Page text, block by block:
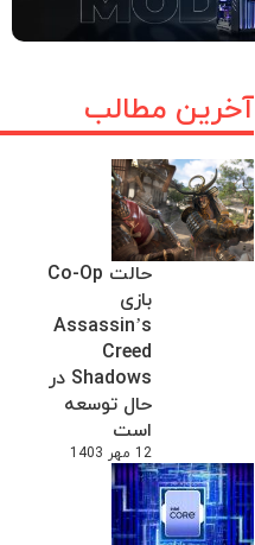
آخرین مطالب
حالت Co-Op
بازی
Assassin’s
Creed
Shadows در
حال توسعه
است
12 مهر 1403